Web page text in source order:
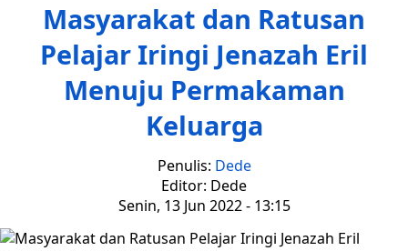
Masyarakat dan Ratusan
Pelajar Iringi Jenazah Eril
Menuju Permakaman
Keluarga
Penulis: Dede
Editor: Dede
Senin, 13 Jun 2022 - 13:15